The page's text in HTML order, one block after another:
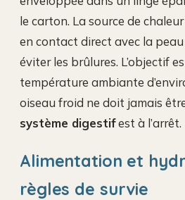
le carton. La source de
en contact direct avec la peau
éviter les brûlures. L’objectif
température ambiante
oiseau froid ne doit jamais
système digestifest à l’arrêt.
Alimentation et
règles de survie